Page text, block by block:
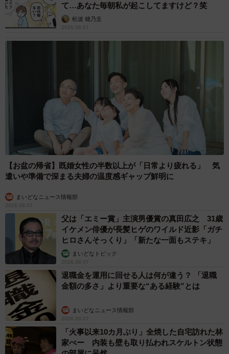
て…あなた毎朝私が起こしてますけど？笑
松波 穂乃圭
2026.08.07
【お盆の帰省】既婚女性の半数以上が「日常より疲れる」 気
遣いや準備で深まる夫婦の温度感ギャップ鮮明に
まいどなニュース情報部
2026.08.07
父は「エミー賞」主演男優賞の真田広之 31歳
イケメン俳優が長髪ヒゲのワイルド近影「ガチ
ヒロさんそっくり」「新たな一面もステキ」
まいどなトピック
2026.08.07
退職金を運用に回せる人は何が違う？ 「退職
金額の多さ」より重要な“ある経験”とは
まいどなニュース情報部
2026.08.07
「火事以来10カ月ぶり」全焼した自宅訪れた林
家ぺー 内装も壁も取り払われスケルトン状態